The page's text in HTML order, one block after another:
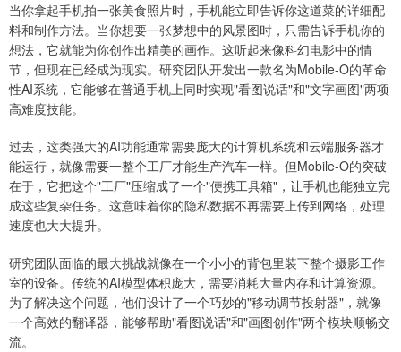
当你拿起手机拍一张美食照片时，手机能立即告诉你这道菜的详细配
料和制作方法。当你想要一张梦想中的风景图时，只需告诉手机你的
想法，它就能为你创作出精美的画作。这听起来像科幻电影中的情
节，但现在已经成为现实。研究团队开发出一款名为Mobile-O的革命
性AI系统，它能够在普通手机上同时实现"看图说话"和"文字画图"两项
高难度技能。
过去，这类强大的AI功能通常需要庞大的计算机系统和云端服务器才
能运行，就像需要一整个工厂才能生产汽车一样。但Mobile-O的突破
在于，它把这个"工厂"压缩成了一个"便携工具箱"，让手机也能独立完
成这些复杂任务。这意味着你的隐私数据不再需要上传到网络，处理
速度也大大提升。
研究团队面临的最大挑战就像在一个小小的背包里装下整个摄影工作
室的设备。传统的AI模型体积庞大，需要消耗大量内存和计算资源。
为了解决这个问题，他们设计了一个巧妙的"移动调节投射器"，就像
一个高效的翻译器，能够帮助"看图说话"和"画图创作"两个模块顺畅交
流。